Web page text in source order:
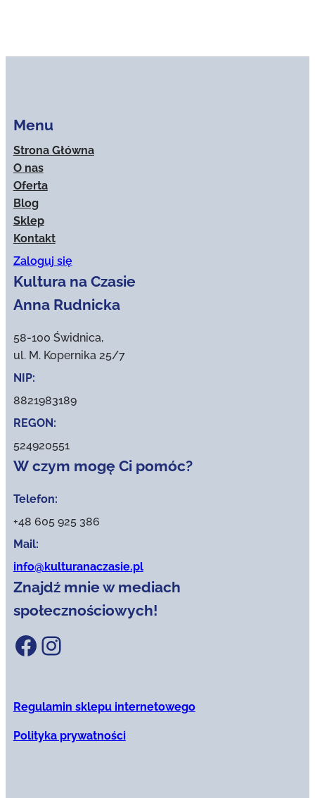
Menu
Strona Główna
O nas
Oferta
Blog
Sklep
Kontakt
Zaloguj się
Kultura na Czasie
Anna Rudnicka
58-100 Świdnica,
ul. M. Kopernika 25/7
NIP:
8821983189
REGON:
524920551
W czym mogę Ci pomóc?
Telefon:
+48 605 925 386
Mail:
info@kulturanaczasie.pl
Znajdź mnie w mediach
społecznościowych!
Facebook Instagram
Regulamin sklepu internetowego
Polityka prywatności